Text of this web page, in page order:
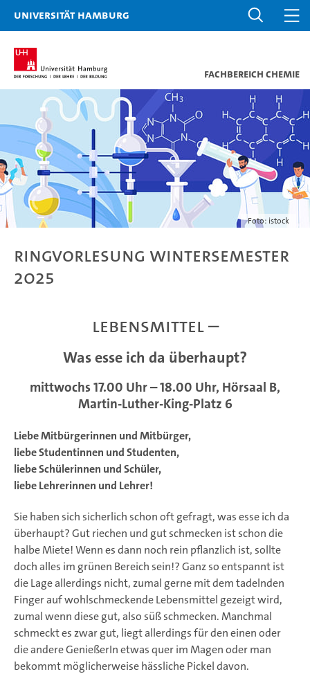
Universität Hamburg
Fachbereich Chemie
Foto: istock
Ringvorlesung Wintersemester
2025
LEBENSMITTEL –
Was esse ich da überhaupt?
mittwochs 17.00 Uhr – 18.00 Uhr, Hörsaal B,
Martin-Luther-King-Platz 6
Liebe Mitbürgerinnen und Mitbürger,
liebe Studentinnen und Studenten,
liebe Schülerinnen und Schüler,
liebe Lehrerinnen und Lehrer!
Sie haben sich sicherlich schon oft gefragt, was esse ich da
überhaupt? Gut riechen und gut schmecken ist schon die
halbe Miete! Wenn es dann noch rein pflanzlich ist, sollte
doch alles im grünen Bereich sein!? Ganz so entspannt ist
die Lage allerdings nicht, zumal gerne mit dem tadelnden
Finger auf wohlschmeckende Lebensmittel gezeigt wird,
zumal wenn diese gut, also süß schmecken. Manchmal
schmeckt es zwar gut, liegt allerdings für den einen oder
die andere GenießerIn etwas quer im Magen oder man
bekommt möglicherweise hässliche Pickel davon.